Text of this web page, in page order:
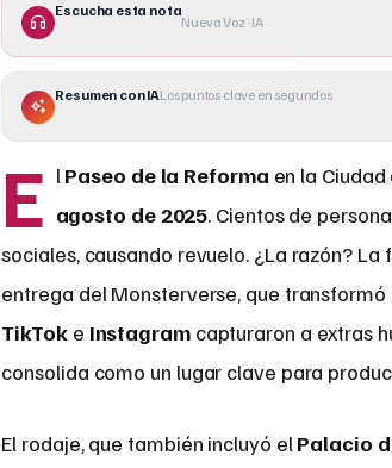
Escucha esta nota
Nueva Voz · IA
Resumen con IALos puntos clave en segundos
E l Paseo de la Reforma en la Ciudad
agosto de 2025. Cientos de
sociales, causando revuelo. ¿La razón? La
entrega del Monsterverse, que
TikToke Instagramcapturaron a extras
consolida como un lugar clave para
El rodaje, que también incluyó el Palacio